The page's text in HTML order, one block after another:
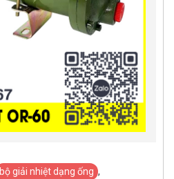
bộ giải nhiệt dạng ống ,